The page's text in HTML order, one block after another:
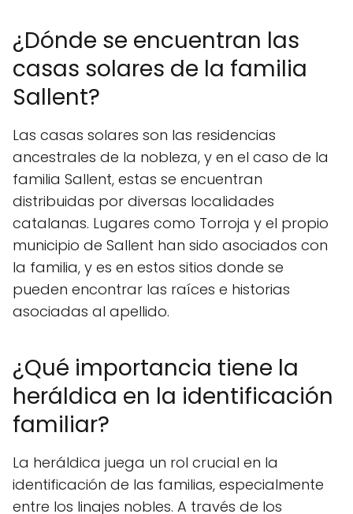
¿Dónde se encuentran las
casas solares de la familia
Sallent?
Las casas solares son las residencias
ancestrales de la nobleza, y en el caso de la
familia Sallent, estas se encuentran
distribuidas por diversas localidades
catalanas. Lugares como Torroja y el propio
municipio de Sallent han sido asociados con
la familia, y es en estos sitios donde se
pueden encontrar las raíces e historias
asociadas al apellido.
¿Qué importancia tiene la
heráldica en la identificación
familiar?
La heráldica juega un rol crucial en la
identificación de las familias, especialmente
entre los linajes nobles. A través de los